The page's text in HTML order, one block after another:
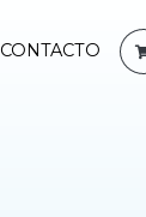
CONTACTO